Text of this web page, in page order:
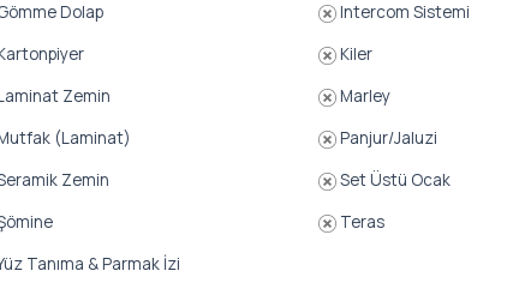
Dolap Intercom Sistemi
Kiler
Zemin Marley
(Laminat) Panjur/Jaluzi
Zemin Set Üstü Ocak
Teras
Tanıma & Parmak İzi